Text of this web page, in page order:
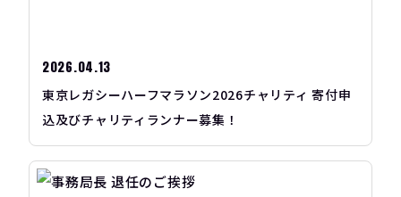
2026.04.13
東京レガシーハーフマラソン2026チャリティ 寄付申
込及びチャリティランナー募集！